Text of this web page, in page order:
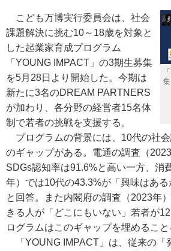
集
こども万博実行委員会は、社会
課題解決に挑む10～18歳を対象と
した起業家育成プログラム
「YOUNG IMPACT」の3期生募集
を5月28日より開始した。今期は
新たに3名のDREAM PARTNERS
が加わり、各分野の経営者15名体
制で若者の挑戦を支援する。
プログラムの背景には、10代の社
のギャップがある。電通の調査（
SDGs認知率は91.6%と高い一方、消
年）では10代の43.3%が「興味はある
と回答。また内閣府の調査（2023年
きる人が「どこにもいない」若者が
ログラムはこのギャップを埋めること
「YOUNG IMPACT」は、従来の「